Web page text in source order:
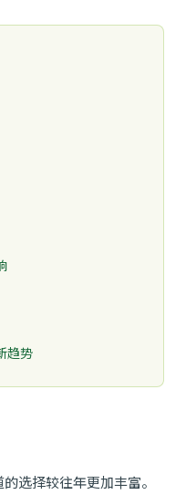
趋势
选择较往年更加丰富。